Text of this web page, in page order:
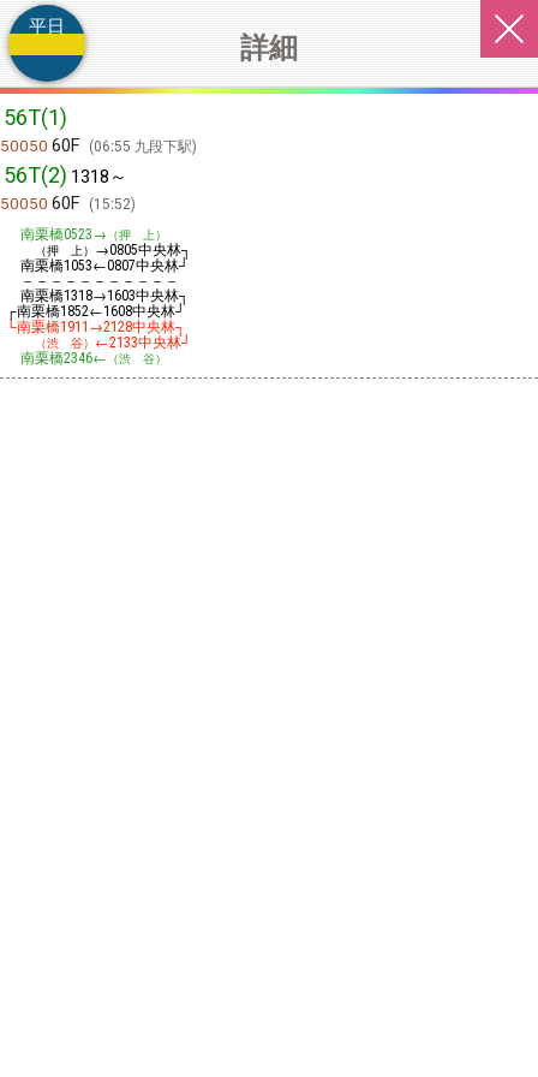
詳細
平日
56T(1)
50050 60F 06:55 九段下駅
56T(2) 1318～
50050 60F
15:52
南栗橋0523→ （押 上）
（押 上） →0805中央林┐
南栗橋1053←0807中央林┘
－－－－－－－－－－－
南栗橋1318→1603中央林┐
┌南栗橋1852←1608中央林┘
└南栗橋1911 →2128中央林┐
（渋 谷） ←2133中央林┘
南栗橋2346← （渋 谷）